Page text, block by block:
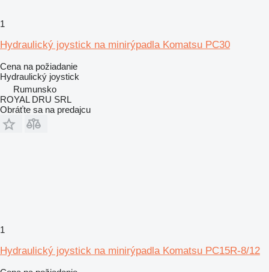
1
Hydraulický joystick na minirýpadla Komatsu PC30
Cena na požiadanie
Hydraulický joystick
Rumunsko
ROYAL DRU SRL
Obráťte sa na predajcu
1
Hydraulický joystick na minirýpadla Komatsu PC15R-8/12